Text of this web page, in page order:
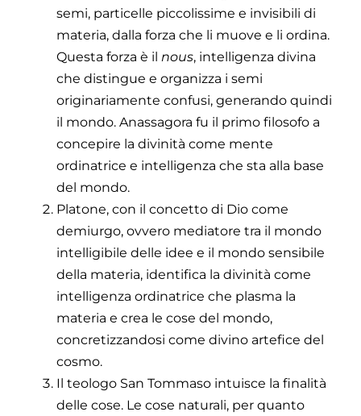
semi, particelle piccolissime e invisibili di
materia, dalla forza che li muove e li ordina.
Questa forza è il nous, intelligenza divina
che distingue e organizza i semi
originariamente confusi, generando quindi
il mondo. Anassagora fu il primo filosofo a
concepire la divinità come mente
ordinatrice e intelligenza che sta alla base
del mondo.
Platone, con il concetto di Dio come
demiurgo, ovvero mediatore tra il mondo
intelligibile delle idee e il mondo sensibile
della materia, identifica la divinità come
intelligenza ordinatrice che plasma la
materia e crea le cose del mondo,
concretizzandosi come divino artefice del
cosmo.
Il teologo San Tommaso intuisce la finalità
delle cose. Le cose naturali, per quanto